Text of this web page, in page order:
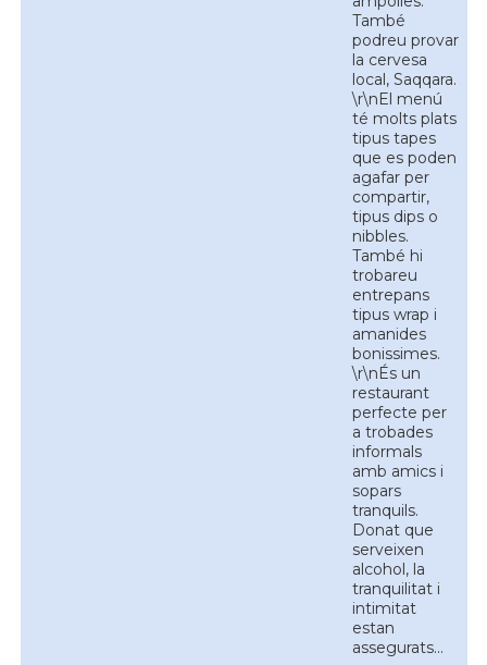
També
podreu provar
la cervesa
local, Saqqara.
\r\nEl menú
té molts plats
tipus tapes
que es poden
agafar per
compartir,
tipus dips o
nibbles.
També hi
trobareu
entrepans
tipus wrap i
amanides
bonissimes.
\r\nÉs un
restaurant
perfecte per
a trobades
informals
amb amics i
sopars
tranquils.
Donat que
serveixen
alcohol, la
tranquilitat i
intimitat
estan
assegurats...